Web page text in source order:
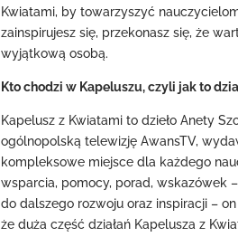
Kwiatami, by towarzyszyć
zainspirujesz się, przekonasz się, że
wyjątkową osobą.
Kto chodzi w Kapeluszu, czyli jak to
Kapelusz z Kwiatami to dzieło Anety
ogólnopolską telewizję AwansTV,
kompleksowe miejsce dla każdego
wsparcia, pomocy, porad, wskazówek
do dalszego rozwoju oraz inspiracji –
że duża część działań Kapelusza z